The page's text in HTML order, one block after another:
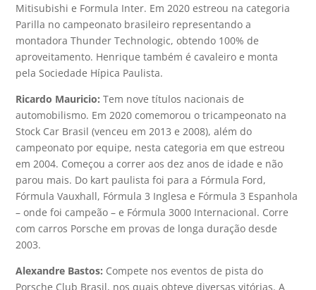
Mitisubishi e Formula Inter. Em 2020 estreou na categoria
Parilla no campeonato brasileiro representando a
montadora Thunder Technologic, obtendo 100% de
aproveitamento. Henrique também é cavaleiro e monta
pela Sociedade Hípica Paulista.
Ricardo Mauricio: Tem nove títulos nacionais de
automobilismo. Em 2020 comemorou o tricampeonato na
Stock Car Brasil (venceu em 2013 e 2008), além do
campeonato por equipe, nesta categoria em que estreou
em 2004. Começou a correr aos dez anos de idade e não
parou mais. Do kart paulista foi para a Fórmula Ford,
Fórmula Vauxhall, Fórmula 3 Inglesa e Fórmula 3 Espanhola
– onde foi campeão – e Fórmula 3000 Internacional. Corre
com carros Porsche em provas de longa duração desde
2003.
Alexandre Bastos: Compete nos eventos de pista do
Porsche Club Brasil, nos quais obteve diversas vitórias. A